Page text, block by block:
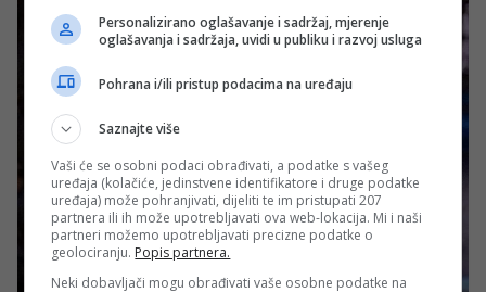
Personalizirano oglašavanje i sadržaj, mjerenje
oglašavanja i sadržaja, uvidi u publiku i razvoj usluga
Pohrana i/ili pristup podacima na uređaju
Saznajte više
Vaši će se osobni podaci obrađivati, a podatke s vašeg
uređaja (kolačiće, jedinstvene identifikatore i druge podatke
uređaja) može pohranjivati, dijeliti te im pristupati 207
partnera ili ih može upotrebljavati ova web-lokacija. Mi i naši
partneri možemo upotrebljavati precizne podatke o
geolociranju. Popis partnera.
Neki dobavljači mogu obrađivati vaše osobne podatke na